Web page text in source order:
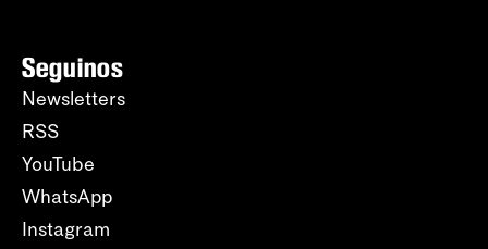
Seguinos
Newsletters
RSS
YouTube
WhatsApp
Instagram